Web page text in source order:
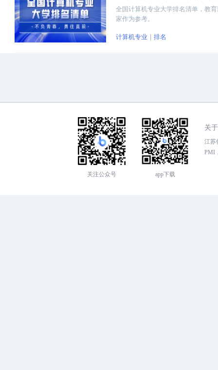
全国计算机专业大学排名清单，教
家作为参考。
计算机专业 排名
关注公众号 app下载
关
江苏
PMI